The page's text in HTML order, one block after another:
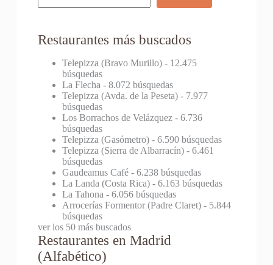
Restaurantes más buscados
Telepizza (Bravo Murillo)- 12.475
búsquedas
La Flecha - 8.072 búsquedas
Telepizza (Avda. de la Peseta)- 7.977
búsquedas
Los Borrachos de Velázquez- 6.736
búsquedas
Telepizza (Gasómetro)- 6.590 búsquedas
Telepizza (Sierra de Albarracín)- 6.461
búsquedas
Gaudeamus Café- 6.238 búsquedas
La Landa (Costa Rica)- 6.163 búsquedas
La Tahona - 6.056 búsquedas
Arrocerías Formentor (Padre Claret)- 5.844
búsquedas
ver los 50 más buscados
Restaurantes en Madrid
(Alfabético)